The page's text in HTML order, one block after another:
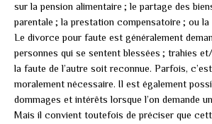
sur la pension alimentaire ; le partage des
parentale ; la prestation compensatoire ; ou la
Le divorce pour faute est généralement
personnes qui se sentent blessées ; trahies
la faute de l’autre soit reconnue. Parfois,
moralement nécessaire. Il est également
dommages et intérêts lorsque l’on demande
Mais il convient toutefois de préciser que